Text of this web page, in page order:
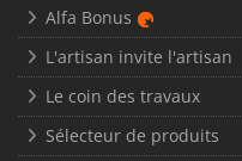
Alfa Bonus
L'artisan invite l'artisan
Le coin des travaux
Sélecteur de produits